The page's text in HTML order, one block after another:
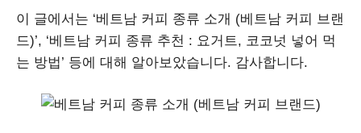
이 글에서는 ‘베트남 커피 종류 소개 (베트남 커피 브랜
드)’, ‘베트남 커피 종류 추천 : 요거트, 코코넛 넣어 먹
는 방법’ 등에 대해 알아보았습니다. 감사합니다.